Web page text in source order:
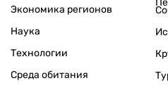
Экономика регионов
Наука
Технологии
Среда обитания